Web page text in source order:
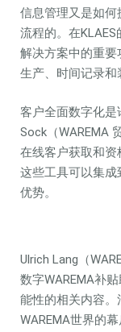
信息管理又是如
流程的。在
解决方案中的重
生产、时间记录和
客户全面数字化
Sock（WAREMA
在线客户获取和资
这些工具可以集
优势。
Ulrich Lang（
数字WAREMA补
能性的相关内容
WAREMA世界的